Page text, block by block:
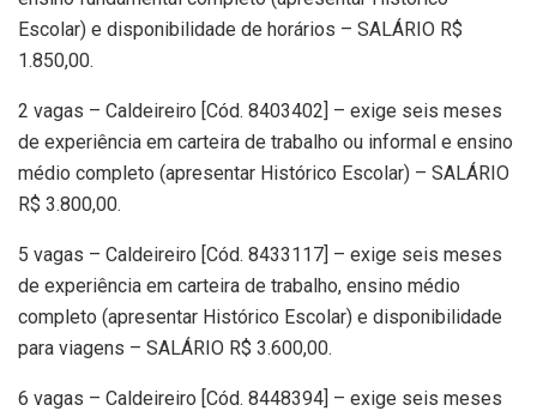
Escolar) e disponibilidade de horários – SALÁRIO R$
1.850,00.
2 vagas – Caldeireiro [Cód. 8403402] – exige seis meses
de experiência em carteira de trabalho ou informal e ensino
médio completo (apresentar Histórico Escolar) – SALÁRIO
R$ 3.800,00.
5 vagas – Caldeireiro [Cód. 8433117] – exige seis meses
de experiência em carteira de trabalho, ensino médio
completo (apresentar Histórico Escolar) e disponibilidade
para viagens – SALÁRIO R$ 3.600,00.
6 vagas – Caldeireiro [Cód. 8448394] – exige seis meses